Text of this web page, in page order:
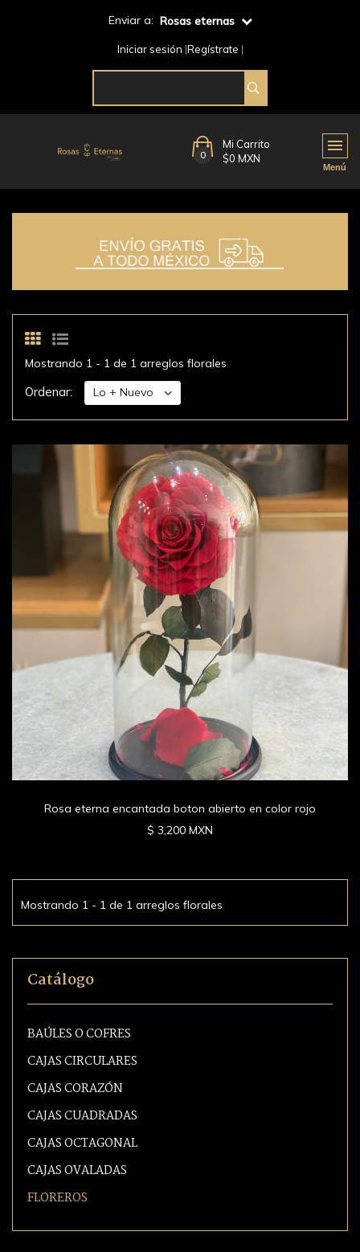
Enviar a: Rosas eternas
Iniciar sesión Regístrate
0
Mi Carrito
$0 MXN
Mostrando 1 - 1 de 1 arreglos florales
Ordenar:
Rosa eterna encantada boton abierto en color rojo
$ 3,200 MXN
Mostrando 1 - 1 de 1 arreglos florales
Catálogo
BAÚLES O COFRES
CAJAS CIRCULARES
CAJAS CORAZÓN
CAJAS CUADRADAS
CAJAS OCTAGONAL
CAJAS OVALADAS
FLOREROS